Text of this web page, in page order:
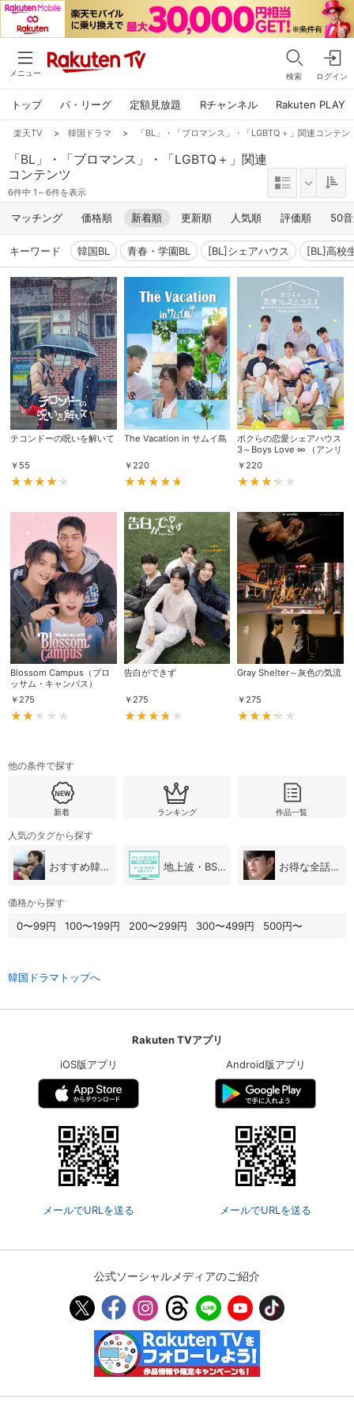
メニュー 検索 ログイン
トップ パ・リーグ 定額見放題 Rチャンネル Rakuten PLAY
基本情報、本人連絡先、パスワード 、クレ
ジットカード情報の変更が可能です。
楽天TV > 韓国ドラマ > 「BL」・「ブロマンス」・「LGBTQ＋」関連コンテン
「BL」・「ブロマンス」・「LGBTQ＋」関連
コンテンツ
6件中 1～6件を表示
マッチング 価格順 新着順 更新順 人気順 評価順 50
キーワード 韓国BL 青春・学園BL [BL]シェアハウス [BL]高校
テコンドーの呪いを解いて
￥ 55
The Vacation in サムイ島
￥ 220
ボクらの恋愛シェアハウス
3～Boys Love ∞ （アンリ
ミテッド）～
￥ 220
Blossom Campus（ブロ
ッサム・キャンパス）
￥ 275
告白ができず
￥ 275
Gray Shelter～灰色の気流
￥ 275
他の条件で探す
新着 ランキング 作品一覧
人気のタグから探す
おすすめ韓国ドラマ 地上波・BS放送（韓国ドラマ） お得な全話パック
価格から探す
0〜99円 100〜199円 200〜299円 300〜499円 500円〜
韓国ドラマトップへ
Rakuten TVアプリ
iOS版アプリ
メールでURLを送る
Android版アプリ
メールでURLを送る
公式ソーシャルメディアのご紹介